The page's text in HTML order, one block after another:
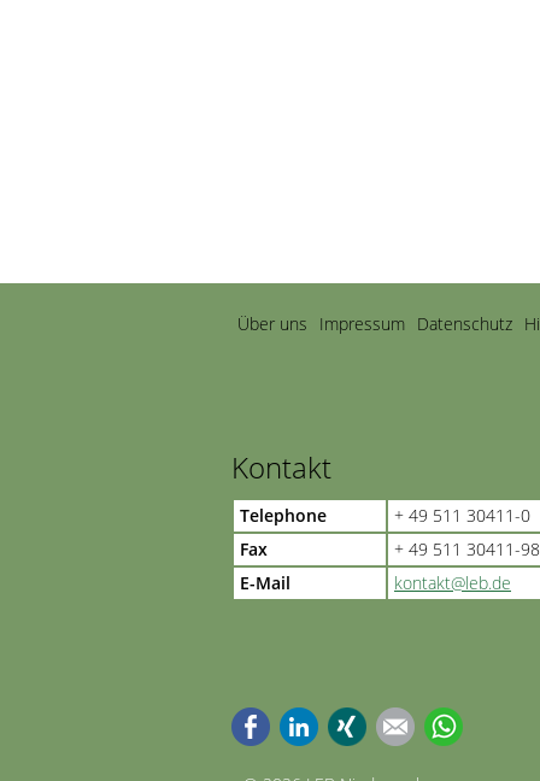
Navigation
überspringen
Über uns Impressum Datenschutz
Kontakt
Telephone
+ 49 511 30411-0
Fax
+ 49 511 30411-98
E-Mail
kontakt@leb.de
FacebookLinkedInXing E-mail